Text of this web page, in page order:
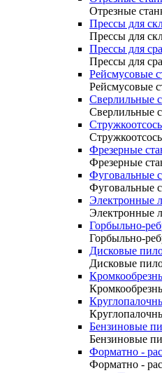
Отрезные
Прессы для
Прессы для
Прессы для
Прессы для
Рейсмусовые
Рейсмусовые
Сверлильные
Сверлильные
Фрезерные
Фрезерные
Фуговальные
Фуговальные
Электронные
Электронные
Горбыльно-
Горбыльно-
Дисковые
Дисковые
Бензиновые
Бензиновые
Форматно -
Форматно -